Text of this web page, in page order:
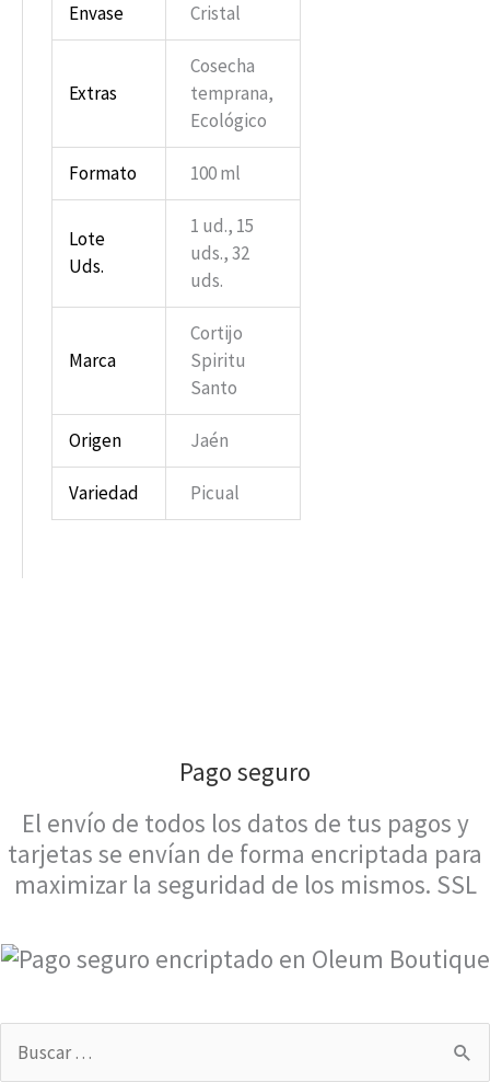
Envase Cristal
Extras
Cosecha
temprana,
Ecológico
Formato 100 ml
Lote
Uds.
1 ud., 15
uds., 32
uds.
Marca
Cortijo
Spiritu
Santo
Origen Jaén
Variedad Picual
Pago seguro
El envío de todos los datos de tus pagos y
tarjetas se envían de forma encriptada para
maximizar la seguridad de los mismos. SSL